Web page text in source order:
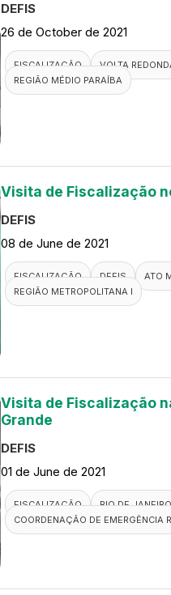
DEFIS
26 de October de 2021
FISCALIZAÇÃO VOLTA
REGIÃO MÉDIO PARAÍBA
Visita de Fiscalização
DEFIS
08 de June de 2021
FISCALIZAÇÃO DEFIS ATO
REGIÃO METROPOLITANA I
Visita de Fiscalização
Grande
DEFIS
01 de June de 2021
FISCALIZAÇÃO RIO DE JANEIRO
COORDENAÇÃO DE EMERGÊNCIA